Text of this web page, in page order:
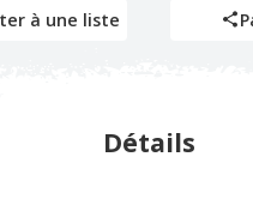
à une liste
Détails